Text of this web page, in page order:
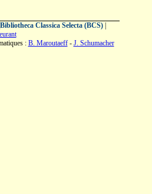
Bibliotheca Classica Selecta (BCS)|
: B. Maroutaeff- J. Schumacher